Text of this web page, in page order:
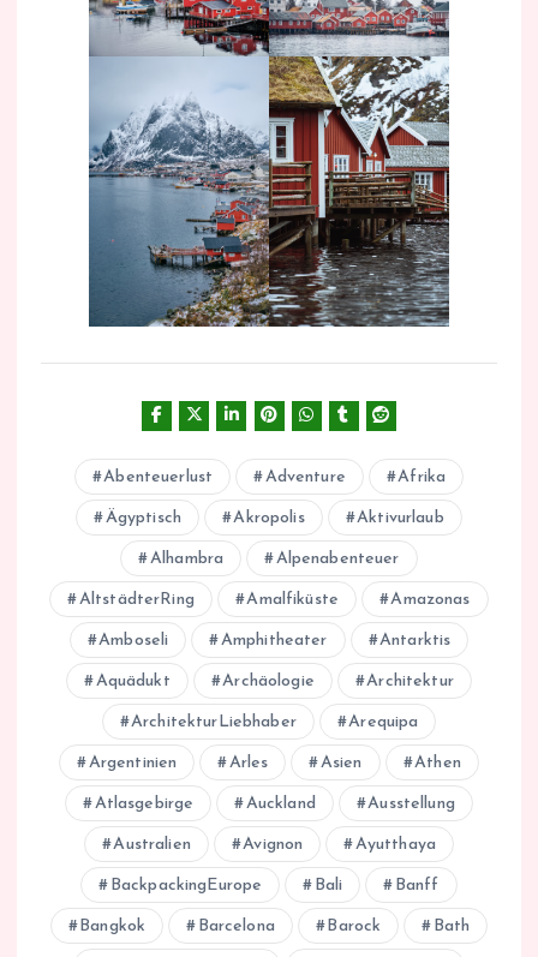
Abenteuerlust Adventure Afrika
Ägyptisch Akropolis Aktivurlaub
Alhambra Alpenabenteuer
AltstädterRing Amalfiküste Amazonas
Amboseli Amphitheater Antarktis
Aquädukt Archäologie Architektur
ArchitekturLiebhaber Arequipa
Argentinien Arles Asien Athen
Atlasgebirge Auckland Ausstellung
Australien Avignon Ayutthaya
BackpackingEurope Bali Banff
Bangkok Barcelona Barock Bath